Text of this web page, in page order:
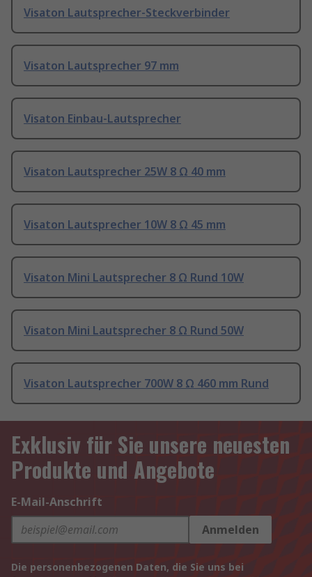
Visaton Lautsprecher-Steckverbinder
Visaton Lautsprecher 97 mm
Visaton Einbau-Lautsprecher
Visaton Lautsprecher 25W 8 Ω 40 mm
Visaton Lautsprecher 10W 8 Ω 45 mm
Visaton Mini Lautsprecher 8 Ω Rund 10W
Visaton Mini Lautsprecher 8 Ω Rund 50W
Visaton Lautsprecher 700W 8 Ω 460 mm Rund
Exklusiv für Sie unsere neuesten
Produkte und Angebote
E-Mail-Anschrift
Anmelden
Die personenbezogenen Daten, die Sie uns bei